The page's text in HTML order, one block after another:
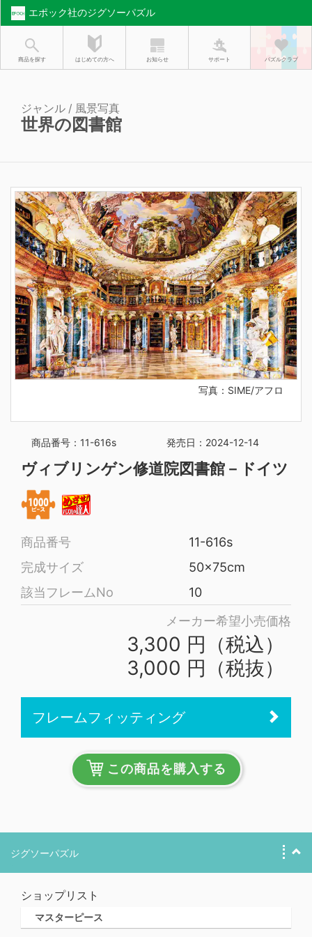
エポック社のジグソーパズル
商品を探す はじめての方へ お知らせ サポート パズルクラブ
ジャンル / 風景写真
世界の図書館
写真：SIME/アフロ
商品番号：11-616s 発売日：2024-12-14
ヴィブリンゲン修道院図書館－ドイツ
商品番号
11-616s
完成サイズ
50x75cm
該当フレームNo
10
メーカー希望小売価格
3,300 円（税込）
3,000 円（税抜）
フレームフィッティング
この商品を購入する
ジグソーパズル
ショップリスト
マスターピース